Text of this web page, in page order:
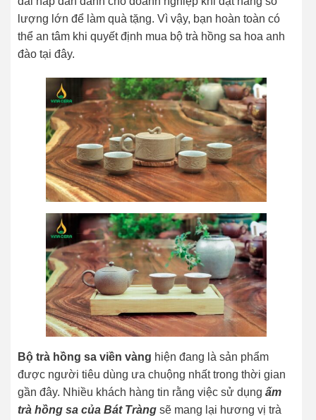
lượng lớn để làm quà tặng. Vì vậy, bạn hoàn toàn có
thể an tâm khi quyết định mua bộ trà hồng sa hoa anh
đào tại đây.
Bộ trà hồng sa viền vàng hiện đang là sản phẩm
được người tiêu dùng ưa chuộng nhất trong thời gian
gần đây. Nhiều khách hàng tin rằng việc sử dụng ấm
trà hồng sa của Bát Tràng sẽ mang lại hương vị trà